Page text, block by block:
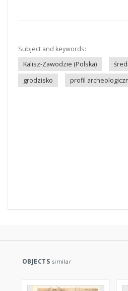
Subject and keywords:
Kalisz-Zawodzie (Polska)
grodzisko
profil
OBJECTS similar